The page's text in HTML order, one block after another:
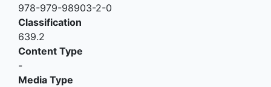
978-979-98903-2-0
Classification
639.2
Content Type
-
Media Type